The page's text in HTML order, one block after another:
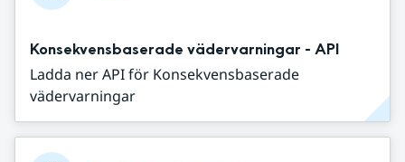
Konsekvensbaserade vädervarningar - API
Ladda ner API för Konsekvensbaserade
vädervarningar